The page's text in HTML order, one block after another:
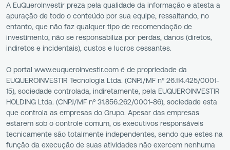
A EuQueroInvestir preza pela qualidade da informação e atesta a
apuração de todo o conteúdo por sua equipe, ressaltando, no
entanto, que não faz qualquer tipo de recomendação de
investimento, não se responsabiliza por perdas, danos (diretos,
indiretos e incidentais), custos e lucros cessantes.
O portal www.euqueroinvestir.com é de propriedade da
EUQUEROINVESTIR Tecnologia Ltda. (CNPJ/MF nº 26.114.425/0001-
15), sociedade controlada, indiretamente, pela EUQUEROINVESTIR
HOLDING Ltda. (CNPJ/MF nº 31.856.262/0001-86), sociedade esta
que controla as empresas do Grupo. Apesar das empresas
estarem sob o controle comum, os executivos responsáveis
tecnicamente são totalmente independentes, sendo que estes na
função da execução de suas atividades não exercem nenhuma